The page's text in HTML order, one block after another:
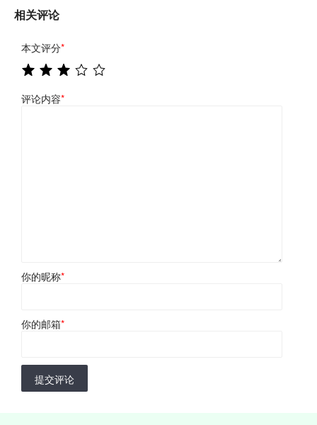
相关评论
本文评分*
评论内容*
你的昵称*
你的邮箱*
提交评论